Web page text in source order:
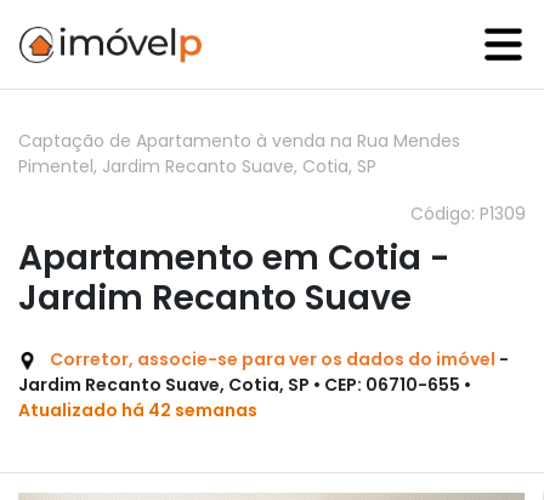
Captação de Apartamento à venda na Rua Mendes
Pimentel, Jardim Recanto Suave, Cotia, SP
Código: P1309
Apartamento em Cotia -
Jardim Recanto Suave
Corretor, associe-se para ver os dados do imóvel -
Jardim Recanto Suave, Cotia, SP • CEP: 06710-655 •
Atualizado há 42 semanas